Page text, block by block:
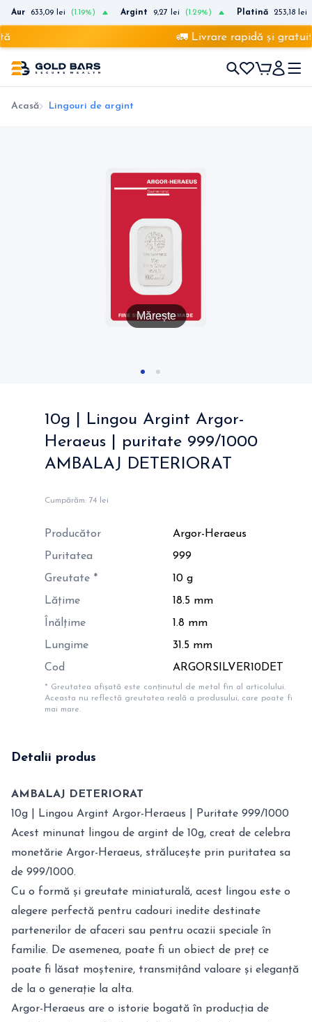
Aur 633,09 lei (1.19%) Argint 9,27 lei (1.29%) Platină 253,18 lei
🚛 Livrare rapidă și
Acasă Lingouri de argint
Mărește
10g | Lingou Argint Argor-
Heraeus | puritate 999/1000
AMBALAJ DETERIORAT
Cumpărăm: 74 lei
Producător
Argor-Heraeus
Puritatea
999
Greutate *
10 g
Lățime
18.5 mm
Înălțime
1.8 mm
Lungime
31.5 mm
Cod
ARGORSILVER10DET
* Greutatea afișată este conținutul de metal fin al articolului.
Aceasta nu reflectă greutatea reală a produsului, care poate fi
mai mare.
Detalii produs
AMBALAJ DETERIORAT
10g | Lingou Argint Argor-Heraeus | Puritate 999/1000
Acest minunat lingou de argint de 10g, creat de celebra
monetărie Argor-Heraeus, strălucește prin puritatea sa
de 999/1000.
Cu o formă și greutate miniaturală, acest lingou este o
alegere perfectă pentru cadouri inedite destinate
partenerilor de afaceri sau pentru ocazii speciale în
familie. De asemenea, poate fi un obiect de preț ce
poate fi lăsat moștenire, transmițând valoare și eleganță
de la o generație la alta.
Argor-Heraeus are o istorie bogată în producția de